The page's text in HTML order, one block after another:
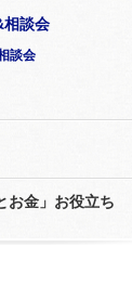
相談会
談会
お金」お役立ち